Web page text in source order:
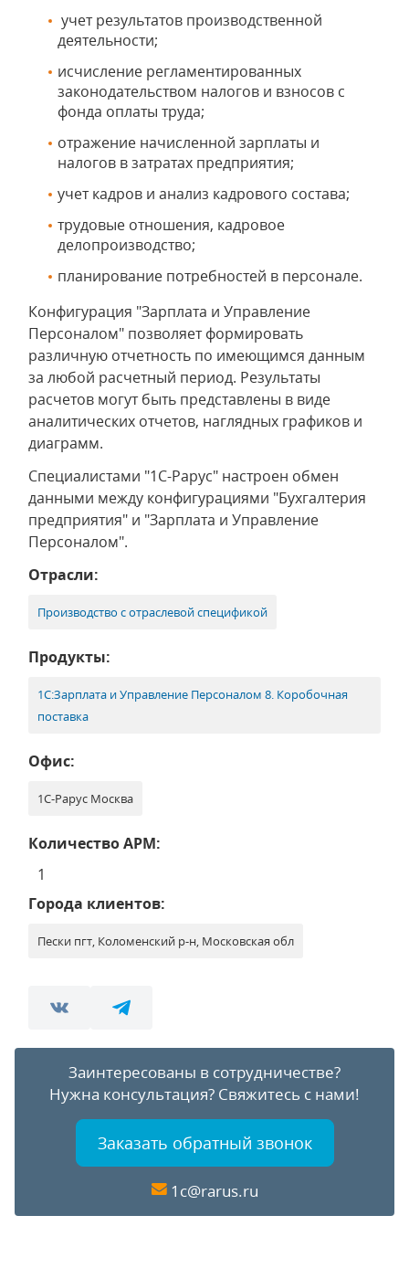
учет результатов производственной
деятельности;
исчисление регламентированных
законодательством налогов и взносов с
фонда оплаты труда;
отражение начисленной зарплаты и
налогов в затратах предприятия;
учет кадров и анализ кадрового состава;
трудовые отношения, кадровое
делопроизводство;
планирование потребностей в персонале.
Конфигурация "Зарплата и Управление
Персоналом" позволяет формировать
различную отчетность по имеющимся данным
за любой расчетный период. Результаты
расчетов могут быть представлены в виде
аналитических отчетов, наглядных графиков и
диаграмм.
Специалистами "1С-Рарус" настроен обмен
данными между конфигурациями "Бухгалтерия
предприятия" и "Зарплата и Управление
Персоналом".
Отрасли:
Производство с отраслевой спецификой
Продукты:
1С:Зарплата и Управление Персоналом 8. Коробочная
поставка
Офис:
1С-Рарус Москва
Количество АРМ:
1
Города клиентов:
Пески пгт, Коломенский р-н, Московская обл
Заинтересованы в сотрудничестве?
Нужна консультация? Свяжитесь с нами!
Заказать обратный звонок
1c@rarus.ru